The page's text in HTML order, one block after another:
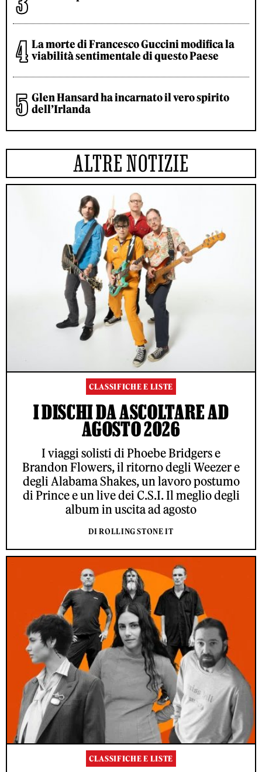
La morte di Francesco Guccini modifica la
viabilità sentimentale di questo Paese
Glen Hansard ha incarnato il vero spirito
dell’Irlanda
ALTRE NOTIZIE
CLASSIFICHE E LISTE
I DISCHI DA ASCOLTARE AD
AGOSTO 2026
I viaggi solisti di Phoebe Bridgers e
Brandon Flowers, il ritorno degli Weezer e
degli Alabama Shakes, un lavoro postumo
di Prince e un live dei C.S.I. Il meglio degli
album in uscita ad agosto
DI ROLLING STONE IT
CLASSIFICHE E LISTE